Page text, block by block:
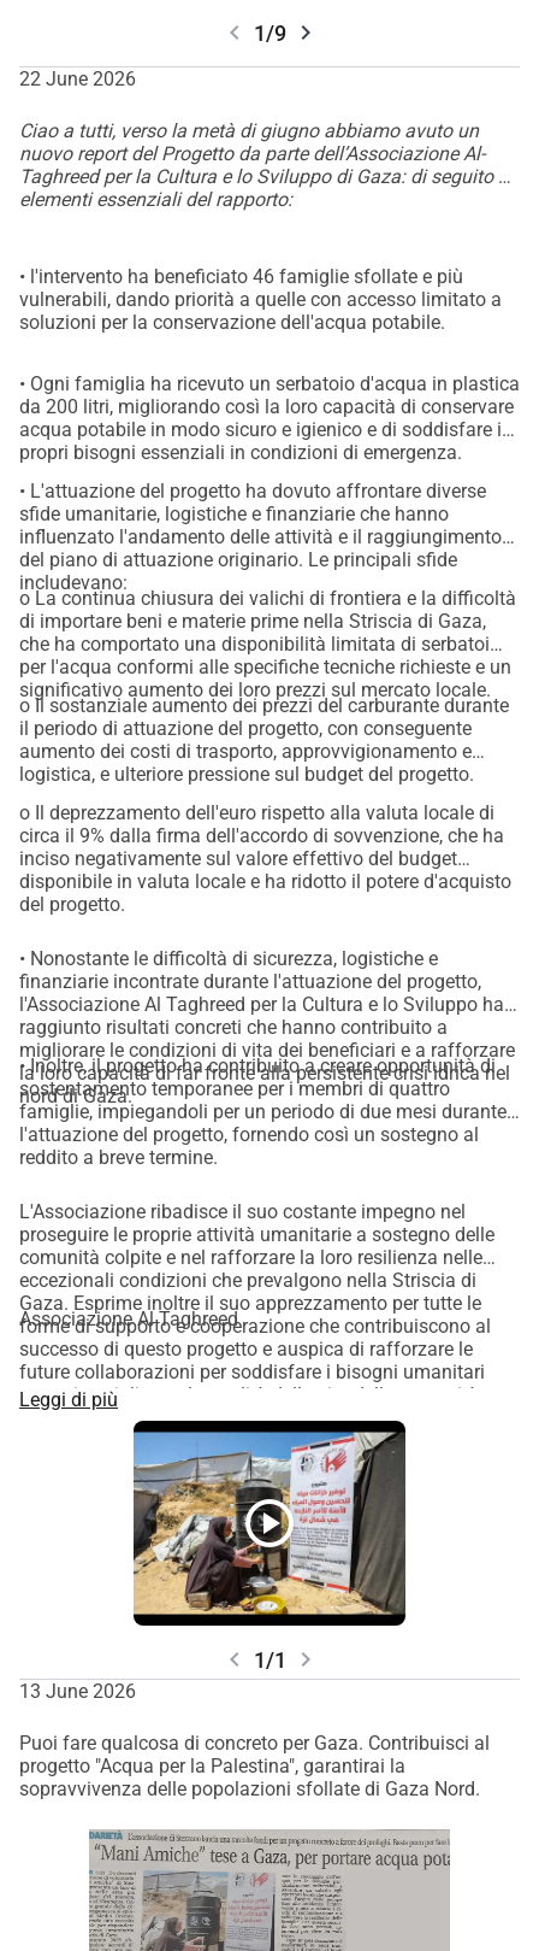
chevron_left 1/9 chevron_right
22 June 2026
Ciao a tutti, verso la metà di giugno abbiamo avuto un
nuovo report del Progetto da parte dell’Associazione Al-
Taghreed per la Cultura e lo Sviluppo di Gaza: di seguito gli
elementi essenziali del rapporto:
• l'intervento ha beneficiato 46 famiglie sfollate e più
vulnerabili, dando priorità a quelle con accesso limitato a
soluzioni per la conservazione dell'acqua potabile.
• Ogni famiglia ha ricevuto un serbatoio d'acqua in plastica
da 200 litri, migliorando così la loro capacità di conservare
acqua potabile in modo sicuro e igienico e di soddisfare i
propri bisogni essenziali in condizioni di emergenza.
• L'attuazione del progetto ha dovuto affrontare diverse
sfide umanitarie, logistiche e finanziarie che hanno
influenzato l'andamento delle attività e il raggiungimento
del piano di attuazione originario. Le principali sfide
includevano:
o La continua chiusura dei valichi di frontiera e la difficoltà
di importare beni e materie prime nella Striscia di Gaza,
che ha comportato una disponibilità limitata di serbatoi
per l'acqua conformi alle specifiche tecniche richieste e un
significativo aumento dei loro prezzi sul mercato locale.
o Il sostanziale aumento dei prezzi del carburante durante
il periodo di attuazione del progetto, con conseguente
aumento dei costi di trasporto, approvvigionamento e
logistica, e ulteriore pressione sul budget del progetto.
o Il deprezzamento dell'euro rispetto alla valuta locale di
circa il 9% dalla firma dell'accordo di sovvenzione, che ha
inciso negativamente sul valore effettivo del budget
disponibile in valuta locale e ha ridotto il potere d'acquisto
del progetto.
• Nonostante le difficoltà di sicurezza, logistiche e
finanziarie incontrate durante l'attuazione del progetto,
l'Associazione Al Taghreed per la Cultura e lo Sviluppo ha
raggiunto risultati concreti che hanno contribuito a
migliorare le condizioni di vita dei beneficiari e a rafforzare
la loro capacità di far fronte alla persistente crisi idrica nel
nord di Gaza.
• Inoltre, il progetto ha contribuito a creare opportunità di
sostentamento temporanee per i membri di quattro
famiglie, impiegandoli per un periodo di due mesi durante
l'attuazione del progetto, fornendo così un sostegno al
reddito a breve termine.
L'Associazione ribadisce il suo costante impegno nel
proseguire le proprie attività umanitarie a sostegno delle
comunità colpite e nel rafforzare la loro resilienza nelle
eccezionali condizioni che prevalgono nella Striscia di
Gaza. Esprime inoltre il suo apprezzamento per tutte le
forme di supporto e cooperazione che contribuiscono al
successo di questo progetto e auspica di rafforzare le
future collaborazioni per soddisfare i bisogni umanitari
urgenti e migliorare la qualità della vita delle comunità
colpite.
Associazione Al Taghreed
Leggi di più
play_circle
chevron_left 1/1 chevron_right
13 June 2026
Puoi fare qualcosa di concreto per Gaza. Contribuisci al
progetto "Acqua per la Palestina", garantirai la
sopravvivenza delle popolazioni sfollate di Gaza Nord.